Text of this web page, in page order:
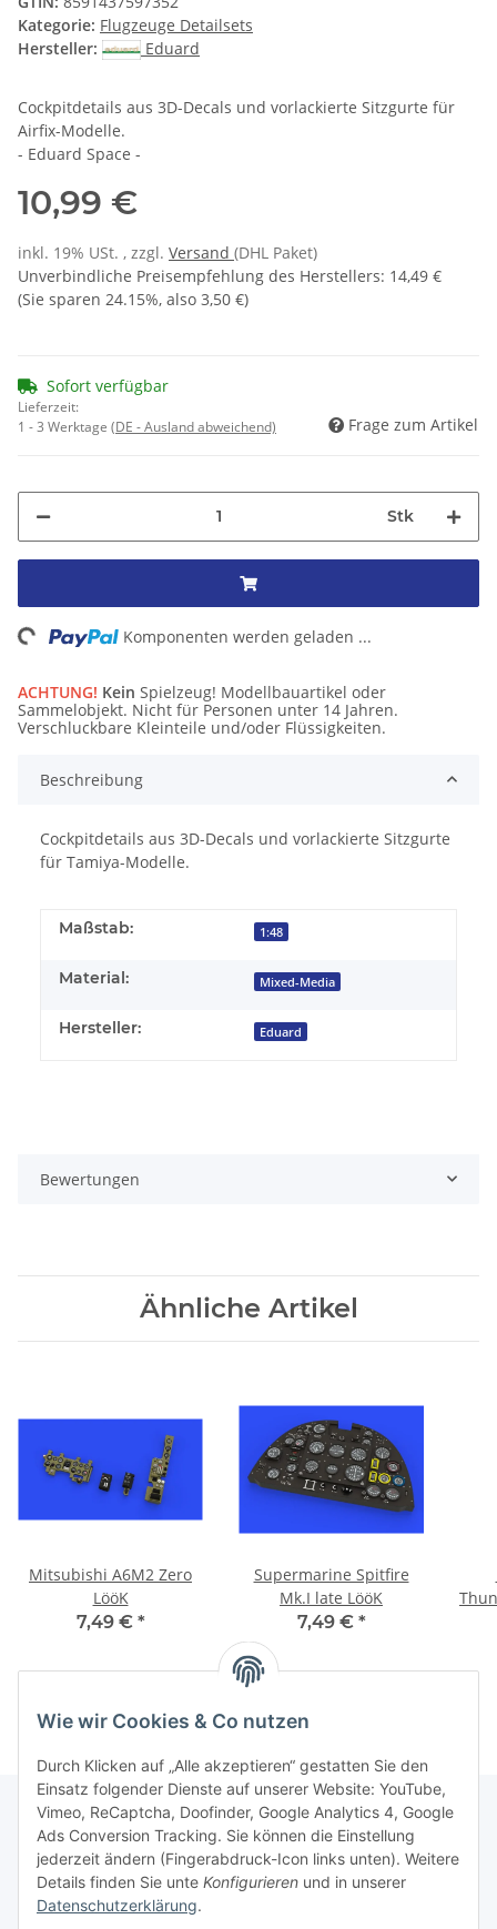
Kategorie: Flugzeuge Detailsets
Hersteller:
Eduard
Cockpitdetails aus 3D-Decals und vorlackierte Sitzgurte für
Airfix-Modelle.
- Eduard Space -
10,99 €
inkl. 19% USt. , zzgl. Versand (DHL Paket)
Unverbindliche Preisempfehlung des Herstellers: 14,49 €
(Sie sparen 24.15%, also 3,50 €)
Sofort verfügbar
Lieferzeit:
1 - 3 Werktage (DE - Ausland abweichend) Frage zum Artikel
Stk
Komponenten werden geladen ...
ACHTUNG! Kein Spielzeug! Modellbauartikel oder
Sammelobjekt. Nicht für Personen unter 14 Jahren.
Verschluckbare Kleinteile und/oder Flüssigkeiten.
Beschreibung
Cockpitdetails aus 3D-Decals und vorlackierte Sitzgurte
für Tamiya-Modelle.
Maßstab: 1:48
Material: Mixed-Media
Hersteller: Eduard
Bewertungen
Ähnliche Artikel
Mitsubishi A6M2 Zero
LööK
7,49 € *
Supermarine Spitfire
Mk.I late LööK
7,49 € *
Informationen
Gesetzliche Informationen
Wie wir Cookies & Co nutzen
Durch Klicken auf „Alle akzeptieren“ gestatten Sie den
Einsatz folgender Dienste auf unserer Website: YouTube,
Vimeo, ReCaptcha, Doofinder, Google Analytics 4, Google
Ads Conversion Tracking. Sie können die Einstellung
jederzeit ändern (Fingerabdruck-Icon links unten). Weitere
Details finden Sie unte Konfigurieren und in unserer
Datenschutzerklärung.